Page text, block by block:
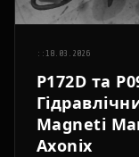
:: 18.03.2026
P172D та
Magneti
Axonix